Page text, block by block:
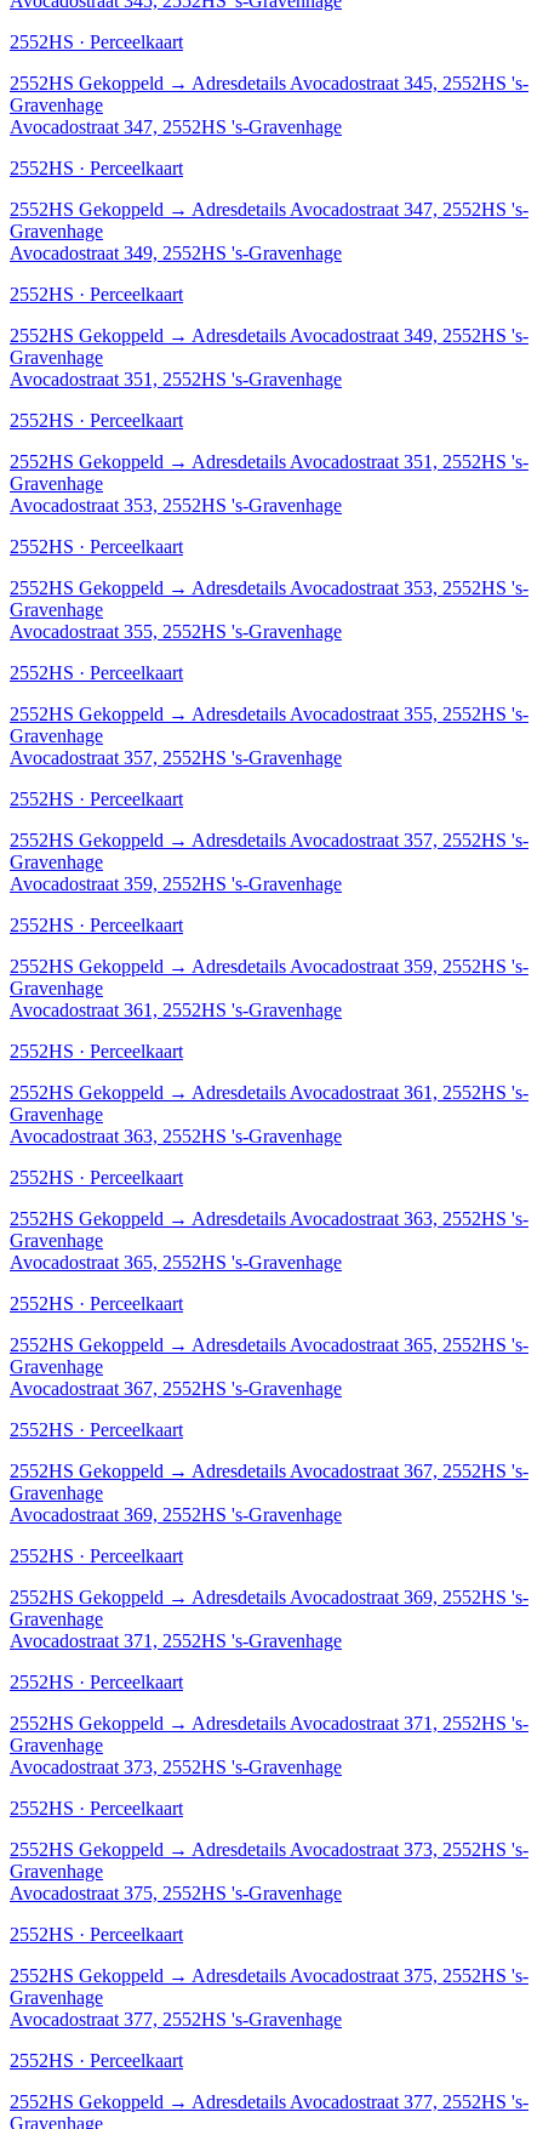
2552HS · Perceelkaart
2552HS Gekoppeld → Adresdetails Avocadostraat 345, 2552HS 's-
Gravenhage
Avocadostraat 347, 2552HS 's-Gravenhage
2552HS · Perceelkaart
2552HS Gekoppeld → Adresdetails Avocadostraat 347, 2552HS 's-
Gravenhage
Avocadostraat 349, 2552HS 's-Gravenhage
2552HS · Perceelkaart
2552HS Gekoppeld → Adresdetails Avocadostraat 349, 2552HS 's-
Gravenhage
Avocadostraat 351, 2552HS 's-Gravenhage
2552HS · Perceelkaart
2552HS Gekoppeld → Adresdetails Avocadostraat 351, 2552HS 's-
Gravenhage
Avocadostraat 353, 2552HS 's-Gravenhage
2552HS · Perceelkaart
2552HS Gekoppeld → Adresdetails Avocadostraat 353, 2552HS 's-
Gravenhage
Avocadostraat 355, 2552HS 's-Gravenhage
2552HS · Perceelkaart
2552HS Gekoppeld → Adresdetails Avocadostraat 355, 2552HS 's-
Gravenhage
Avocadostraat 357, 2552HS 's-Gravenhage
2552HS · Perceelkaart
2552HS Gekoppeld → Adresdetails Avocadostraat 357, 2552HS 's-
Gravenhage
Avocadostraat 359, 2552HS 's-Gravenhage
2552HS · Perceelkaart
2552HS Gekoppeld → Adresdetails Avocadostraat 359, 2552HS 's-
Gravenhage
Avocadostraat 361, 2552HS 's-Gravenhage
2552HS · Perceelkaart
2552HS Gekoppeld → Adresdetails Avocadostraat 361, 2552HS 's-
Gravenhage
Avocadostraat 363, 2552HS 's-Gravenhage
2552HS · Perceelkaart
2552HS Gekoppeld → Adresdetails Avocadostraat 363, 2552HS 's-
Gravenhage
Avocadostraat 365, 2552HS 's-Gravenhage
2552HS · Perceelkaart
2552HS Gekoppeld → Adresdetails Avocadostraat 365, 2552HS 's-
Gravenhage
Avocadostraat 367, 2552HS 's-Gravenhage
2552HS · Perceelkaart
2552HS Gekoppeld → Adresdetails Avocadostraat 367, 2552HS 's-
Gravenhage
Avocadostraat 369, 2552HS 's-Gravenhage
2552HS · Perceelkaart
2552HS Gekoppeld → Adresdetails Avocadostraat 369, 2552HS 's-
Gravenhage
Avocadostraat 371, 2552HS 's-Gravenhage
2552HS · Perceelkaart
2552HS Gekoppeld → Adresdetails Avocadostraat 371, 2552HS 's-
Gravenhage
Avocadostraat 373, 2552HS 's-Gravenhage
2552HS · Perceelkaart
2552HS Gekoppeld → Adresdetails Avocadostraat 373, 2552HS 's-
Gravenhage
Avocadostraat 375, 2552HS 's-Gravenhage
2552HS · Perceelkaart
2552HS Gekoppeld → Adresdetails Avocadostraat 375, 2552HS 's-
Gravenhage
Avocadostraat 377, 2552HS 's-Gravenhage
2552HS · Perceelkaart
2552HS Gekoppeld → Adresdetails Avocadostraat 377, 2552HS 's-
Gravenhage